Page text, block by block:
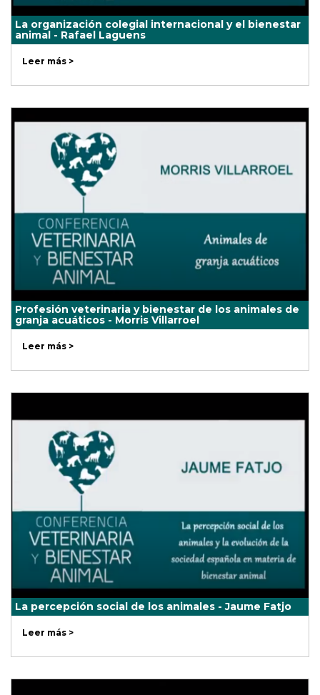
La organización colegial internacional y el bienestar
animal - Rafael Laguens
Leer más >
Profesión veterinaria y bienestar de los animales de
granja acuáticos - Morris Villarroel
Leer más >
La percepción social de los animales - Jaume Fatjo
Leer más >